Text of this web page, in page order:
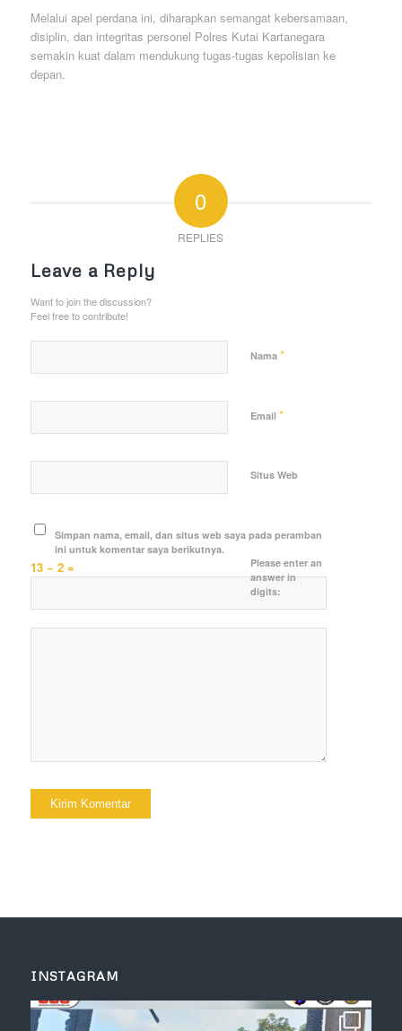
Melalui apel perdana ini, diharapkan semangat kebersamaan,
disiplin, dan integritas personel Polres Kutai Kartanegara
semakin kuat dalam mendukung tugas-tugas kepolisian ke
depan.
0
REPLIES
Leave a Reply
Want to join the discussion?
Feel free to contribute!
Nama *
Email *
Situs Web
Simpan nama, email, dan situs web saya pada peramban
ini untuk komentar saya berikutnya.
Please enter an
answer in
digits:
13 − 2 =
INSTAGRAM